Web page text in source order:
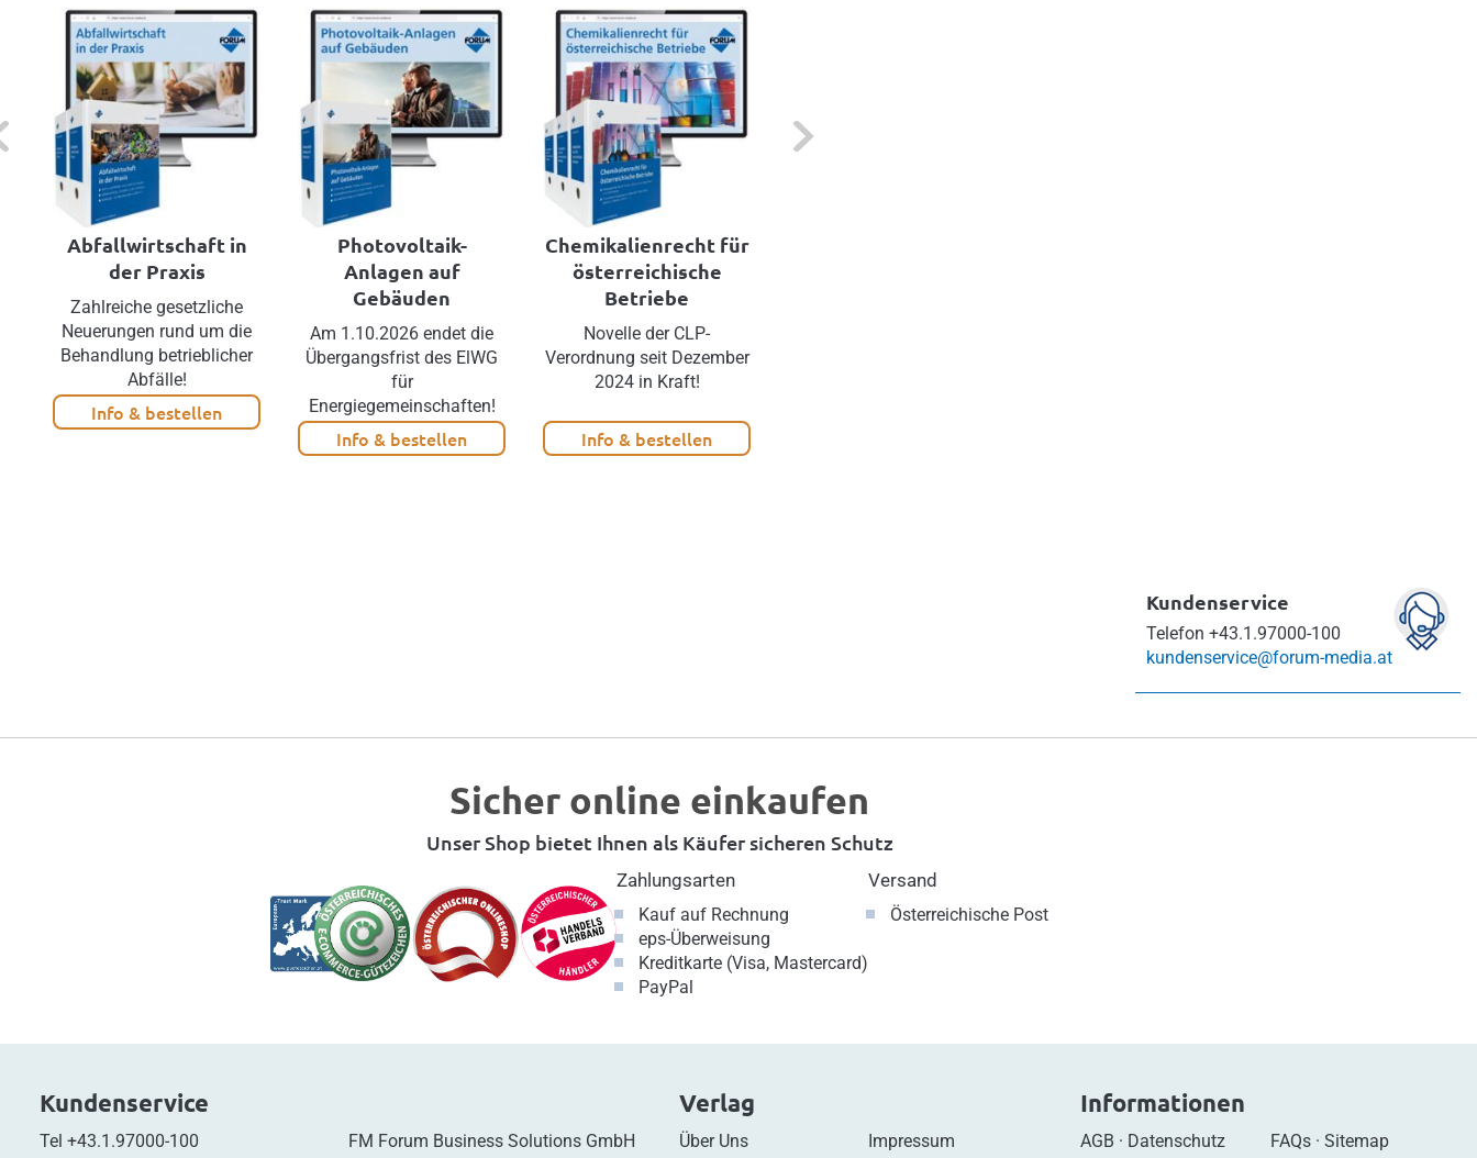
Next
Abfallwirtschaft in
der Praxis
Zahlreiche gesetzliche
Neuerungen rund um die
Behandlung betrieblicher
Abfälle!
Info & bestellen
Photovoltaik-
Anlagen auf
Gebäuden
Am 1.10.2026 endet die
Übergangsfrist des ElWG
für
Energiegemeinschaften!
Info & bestellen
Chemikalienrecht für
österreichische
Betriebe
Novelle der CLP-
Verordnung seit Dezember
2024 in Kraft!
Info & bestellen
Kundenservice
Telefon +43.1.97000-100
kundenservice@forum-media.at
Sicher online einkaufen
Unser Shop bietet Ihnen als Käufer sicheren Schutz
Zahlungsarten
Kauf auf Rechnung
eps-Überweisung
Kreditkarte (Visa, Mastercard)
PayPal
Versand
Österreichische Post
Kundenservice
Tel +43.1.97000-100
FM Forum Business Solutions GmbH
Verlag
Über Uns
Impressum
Informationen
AGB · Datenschutz
FAQs· Sitemap